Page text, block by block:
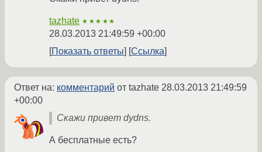
tazhate ★★★★★
28.03.2013 21:49:59 +00:00
Показать ответы
Ссылка
Ответ на: комментарий от tazhate 28.03.2013 21:49:59
+00:00
Скажи привет dydns.
А бесплатные есть?